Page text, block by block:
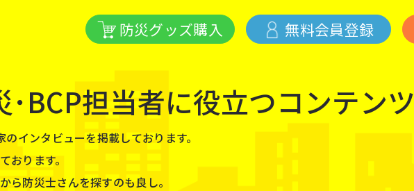
防災グッズ購入 無料会員登録
BCP担当者に役立つコンテンツ
インタビューを掲載しております。
おります。
ら防災⼠さんを探すのも良し。